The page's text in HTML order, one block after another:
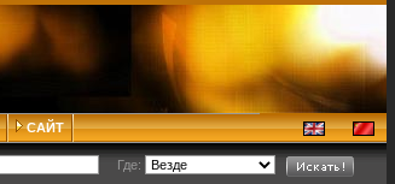
САЙТ
Где: